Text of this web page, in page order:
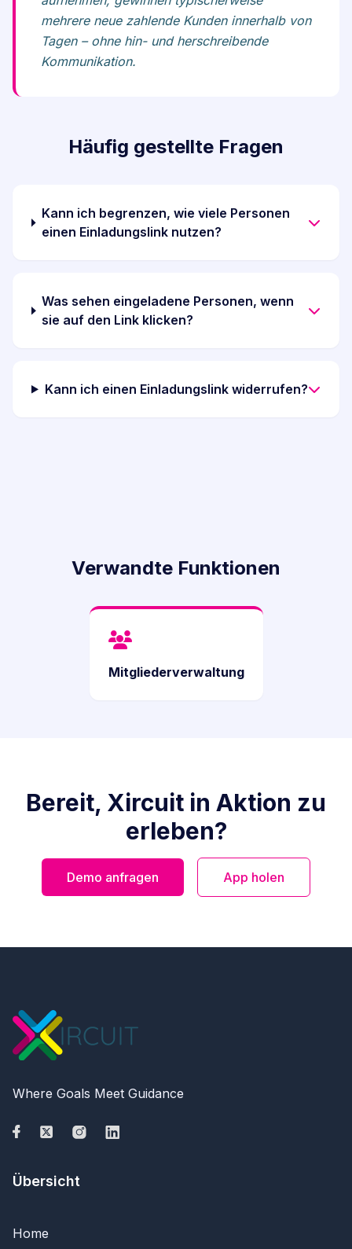
mehrere neue zahlende Kunden innerhalb von
Tagen – ohne hin- und herschreibende
Kommunikation.
Häufig gestellte Fragen
Kann ich begrenzen, wie viele Personen
einen Einladungslink nutzen?
Was sehen eingeladene Personen, wenn
sie auf den Link klicken?
Kann ich einen Einladungslink widerrufen?
Verwandte Funktionen
Mitgliederverwaltung
Bereit, Xircuit in Aktion zu
erleben?
Demo anfragen App holen
Where Goals Meet Guidance
Übersicht
Home